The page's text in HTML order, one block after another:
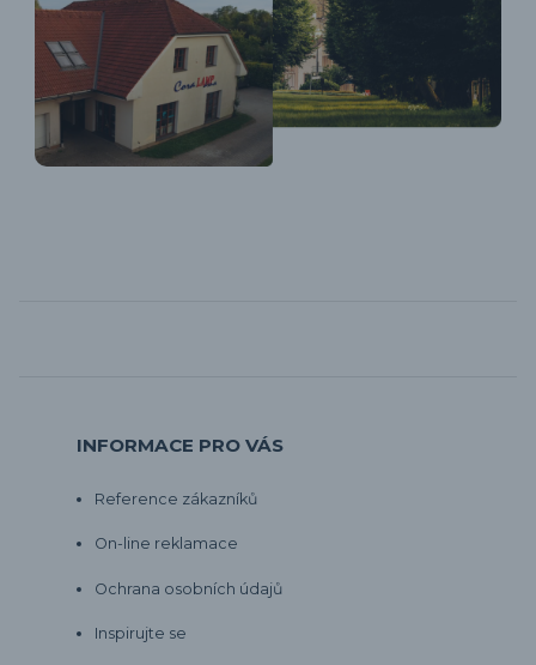
INFORMACE PRO VÁS
Reference zákazníků
On-line reklamace
Ochrana osobních údajů
Inspirujte se